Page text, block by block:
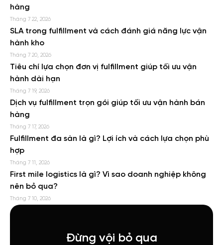
hàng
Tháng 7 22, 2026
SLA trong fulfillment và cách đánh giá năng lực vận
hành kho
Tháng 7 20, 2026
Tiêu chí lựa chọn đơn vị fulfillment giúp tối ưu vận
hành dài hạn
Tháng 7 19, 2026
Dịch vụ fulfillment trọn gói giúp tối ưu vận hành bán
hàng
Tháng 7 17, 2026
Fulfillment đa sàn là gì? Lợi ích và cách lựa chọn phù
hợp
Tháng 7 11, 2026
First mile logistics là gì? Vì sao doanh nghiệp không
nên bỏ qua?
Tháng 7 10, 2026
Đừng vội bỏ qua